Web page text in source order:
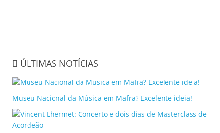
ÚLTIMAS NOTÍCIAS
Museu Nacional da Música em Mafra? Excelente ideia!